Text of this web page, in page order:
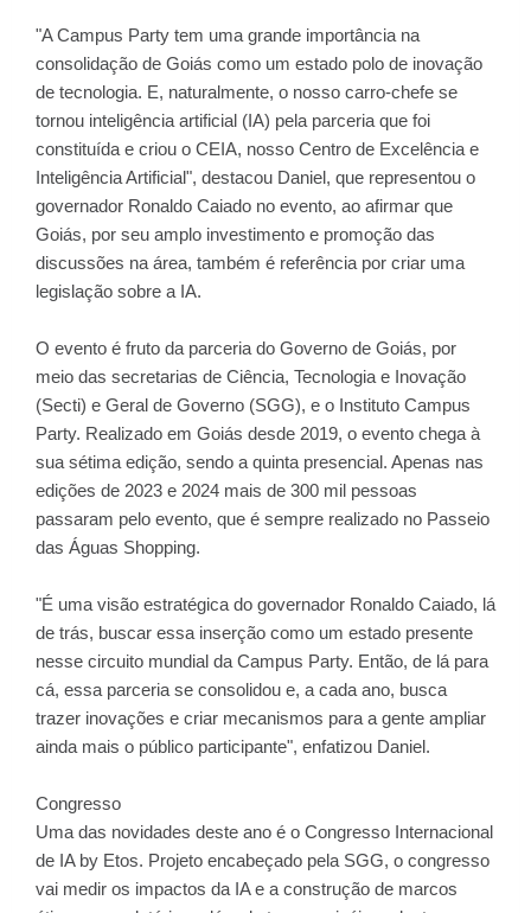
"A Campus Party tem uma grande importância na
consolidação de Goiás como um estado polo de inovação
de tecnologia. E, naturalmente, o nosso carro-chefe se
tornou inteligência artificial (IA) pela parceria que foi
constituída e criou o CEIA, nosso Centro de Excelência e
Inteligência Artificial", destacou Daniel, que representou o
governador Ronaldo Caiado no evento, ao afirmar que
Goiás, por seu amplo investimento e promoção das
discussões na área, também é referência por criar uma
legislação sobre a IA.
O evento é fruto da parceria do Governo de Goiás, por
meio das secretarias de Ciência, Tecnologia e Inovação
(Secti) e Geral de Governo (SGG), e o Instituto Campus
Party. Realizado em Goiás desde 2019, o evento chega à
sua sétima edição, sendo a quinta presencial. Apenas nas
edições de 2023 e 2024 mais de 300 mil pessoas
passaram pelo evento, que é sempre realizado no Passeio
das Águas Shopping.
"É uma visão estratégica do governador Ronaldo Caiado, lá
de trás, buscar essa inserção como um estado presente
nesse circuito mundial da Campus Party. Então, de lá para
cá, essa parceria se consolidou e, a cada ano, busca
trazer inovações e criar mecanismos para a gente ampliar
ainda mais o público participante", enfatizou Daniel.
Congresso
Uma das novidades deste ano é o Congresso Internacional
de IA by Etos. Projeto encabeçado pela SGG, o congresso
vai medir os impactos da IA e a construção de marcos